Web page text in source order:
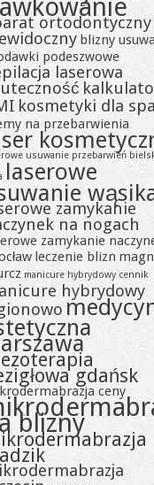
ortodontyczny
blizny
podeszwowe
laserowa
kosmetyki dla
na przebarwienia
usuwanie przebarwień
laserowe
zamykanie
na nogach
zamykanie
leczenie blizn
manicure hybrydowy cennik
hybrydowy
gdańsk
ceny
blizny